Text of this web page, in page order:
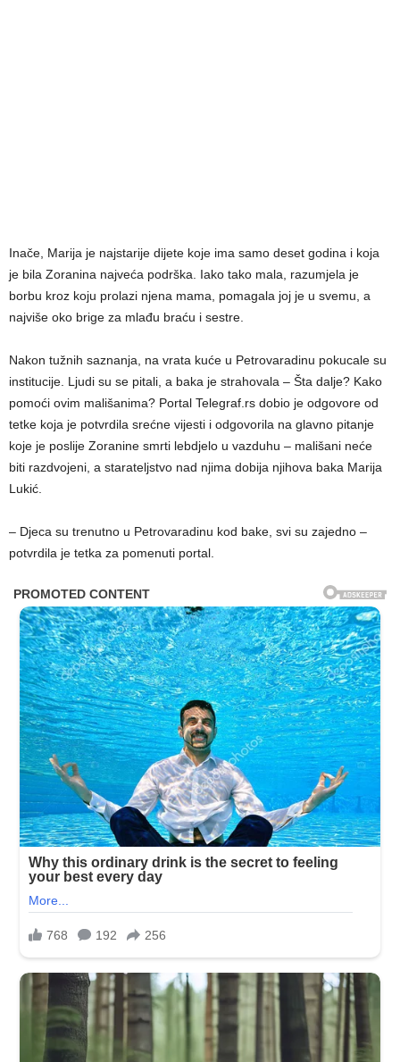
Inače, Marija je najstarije dijete koje ima samo deset godina i koja
je bila Zoranina najveća podrška. Iako tako mala, razumjela je
borbu kroz koju prolazi njena mama, pomagala joj je u svemu, a
najviše oko brige za mlađu braću i sestre.
Nakon tužnih saznanja, na vrata kuće u Petrovaradinu pokucale su
institucije. Ljudi su se pitali, a baka je strahovala – Šta dalje? Kako
pomoći ovim mališanima? Portal Telegraf.rs dobio je odgovore od
tetke koja je potvrdila srećne vijesti i odgovorila na glavno pitanje
koje je poslije Zoranine smrti lebdjelo u vazduhu – mališani neće
biti razdvojeni, a starateljstvo nad njima dobija njihova baka Marija
Lukić.
– Djeca su trenutno u Petrovaradinu kod bake, svi su zajedno –
potvrdila je tetka za pomenuti portal.